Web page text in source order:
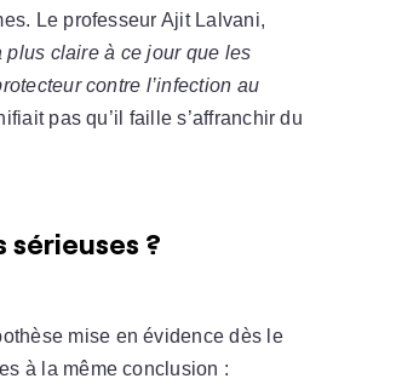
Le professeur Ajit Lalvani,
plus claire à ce jour que les
contre l’infection au
pas qu’il faille s’affranchir du
?
mise en évidence dès le
à la même conclusion :